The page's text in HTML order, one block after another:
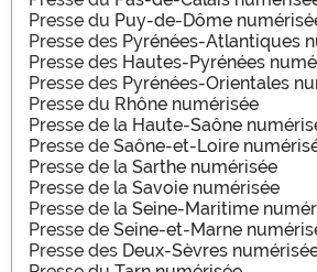
Presse du Puy-de-Dôme
Presse des Pyrénées-Atlantiques
Presse des Hautes-Pyrénées
Presse des Pyrénées-Orientales
Presse du Rhône numérisée
Presse de la Haute-Saône
Presse de Saône-et-Loire
Presse de la Sarthe numérisée
Presse de la Savoie numérisée
Presse de la Seine-Maritime
Presse de Seine-et-Marne
Presse des Deux-Sèvres